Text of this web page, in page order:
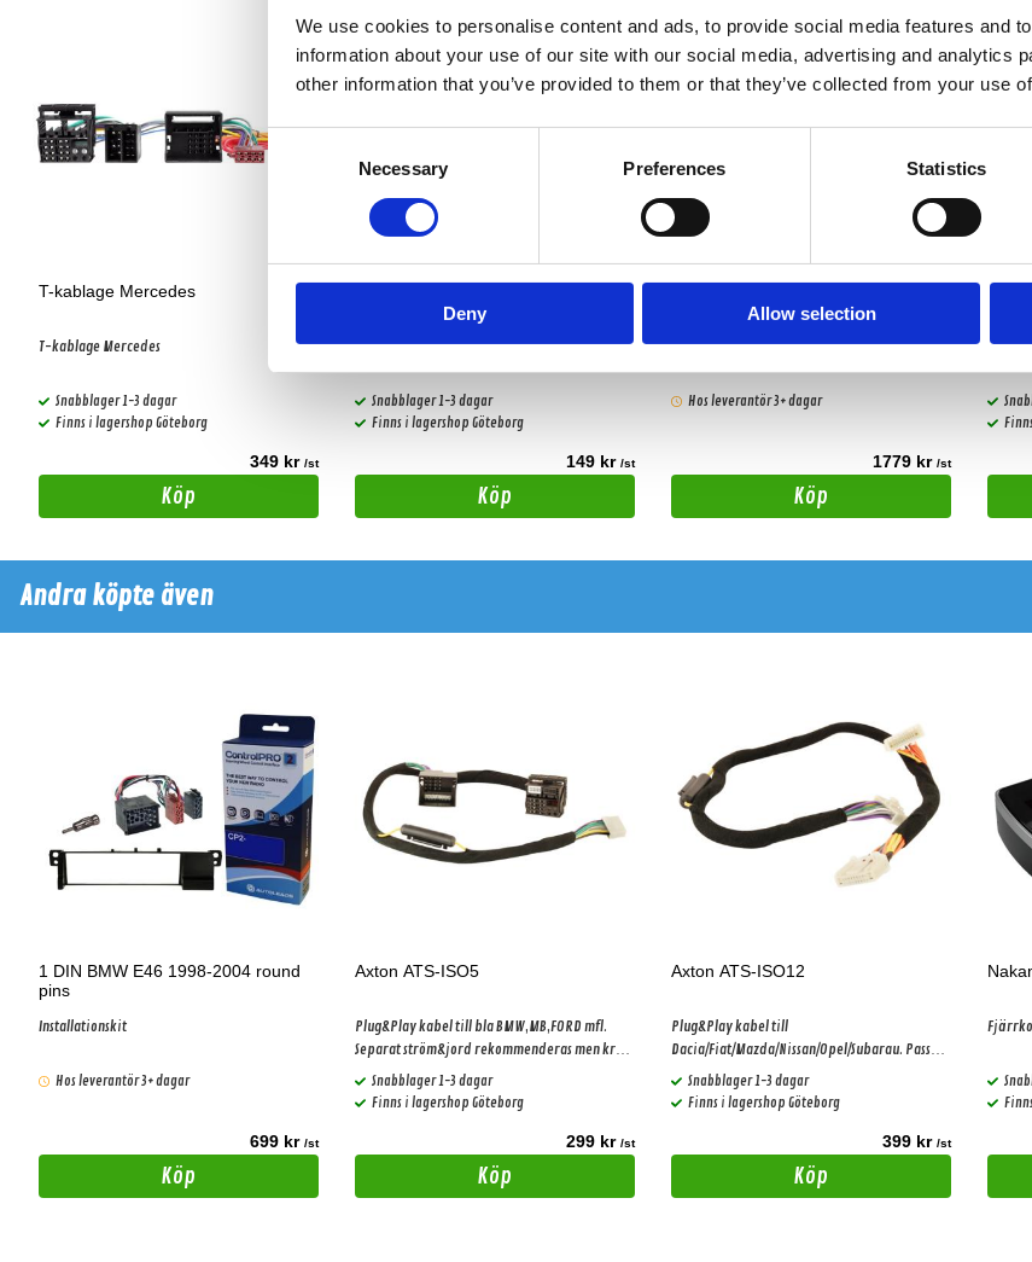
We use cookies to personalise content and ads, to provide social media features and
information about your use of our site with our social media, advertising and analytics
other information that you’ve provided to them or that they’ve collected from your use
Consent
Necessary Preferences Statistics
Deny Allow selection
T-kablage Mercedes
T-kablage Mercedes
Snabblager 1-3 dagar
Finns i lagershop Göteborg
349 kr /st
Köp
Mercedes iso-quadlock
Snabblager 1-3 dagar
Finns i lagershop Göteborg
149 kr /st
Köp
CT23MB23
Monteringsram Mercedes
Hos leverantör 3+ dagar
1779 kr /st
Köp
Andra köpte även
1 DIN BMW E46 1998-2004 round
pins
Installationskit
Hos leverantör 3+ dagar
699 kr /st
Köp
Axton ATS-ISO5
Plug&Play kabel till bla BMW,MB,FORD mfl.
Separat ström&jord rekommenderas men krävs
ej. (ger ca 25w mer effekt) Gäller bilar med
basic ljudpaket!
Snabblager 1-3 dagar
Finns i lagershop Göteborg
299 kr /st
Köp
Axton ATS-ISO12
Plug&Play kabel till
Dacia/Fiat/Mazda/Nissan/Opel/Subarau. Passar
alla Axton DSP förstärkare. Gäller bilar med
basic ljudpaket!
Snabblager 1-3 dagar
Finns i lagershop Göteborg
399 kr /st
Köp